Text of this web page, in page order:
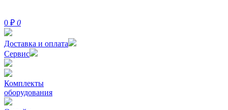
0 ₽ 0
Доставка и оплата
Сервис
Комплекты
оборудования